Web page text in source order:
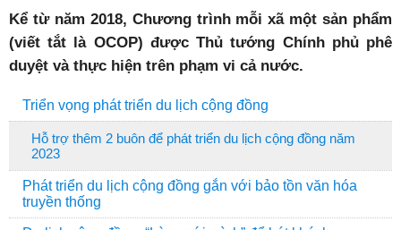
Kể từ năm 2018, Chương trình mỗi xã một sản phẩm
(viết tắt là OCOP) được Thủ tướng Chính phủ phê
duyệt và thực hiện trên phạm vi cả nước.
Triển vọng phát triển du lịch cộng đồng
Hỗ trợ thêm 2 buôn để phát triển du lịch cộng đồng năm
2023
Phát triển du lịch cộng đồng gắn với bảo tồn văn hóa
truyền thống